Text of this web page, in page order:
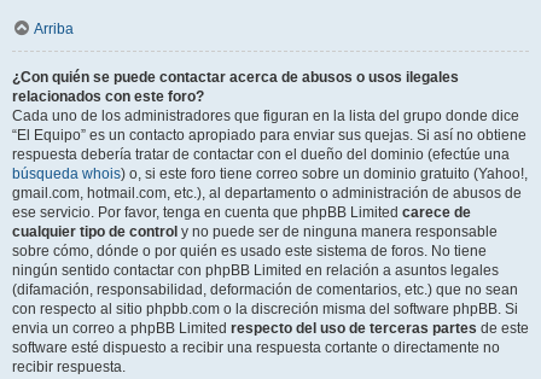
Arriba
¿Con quién se puede contactar acerca de abusos o usos ilegales
relacionados con este foro?
Cada uno de los administradores que figuran en la lista del grupo donde dice
“El Equipo” es un contacto apropiado para enviar sus quejas. Si así no obtiene
respuesta debería tratar de contactar con el dueño del dominio (efectúe una
búsqueda whois) o, si este foro tiene correo sobre un dominio gratuito (Yahoo!,
gmail.com, hotmail.com, etc.), al departamento o administración de abusos de
ese servicio. Por favor, tenga en cuenta que phpBB Limited carece de
cualquier tipo de control y no puede ser de ninguna manera responsable
sobre cómo, dónde o por quién es usado este sistema de foros. No tiene
ningún sentido contactar con phpBB Limited en relación a asuntos legales
(difamación, responsabilidad, deformación de comentarios, etc.) que no sean
con respecto al sitio phpbb.com o la discreción misma del software phpBB. Si
envia un correo a phpBB Limited respecto del uso de terceras partes de este
software esté dispuesto a recibir una respuesta cortante o directamente no
recibir respuesta.